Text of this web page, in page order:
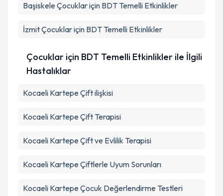
Başiskele Çocuklar için BDT Temelli Etkinlikler
İzmitÇocuklar için BDT Temelli Etkinlikler
Çocuklar için BDT Temelli Etkinlikler ile İlgili
Hastalıklar
Kocaeli Kartepe Çift ilişkisi
Kocaeli Kartepe Çift Terapisi
Kocaeli Kartepe Çift ve Evlilik Terapisi
Kocaeli Kartepe Çiftlerle Uyum Sorunları
Kocaeli Kartepe Çocuk Değerlendirme Testleri